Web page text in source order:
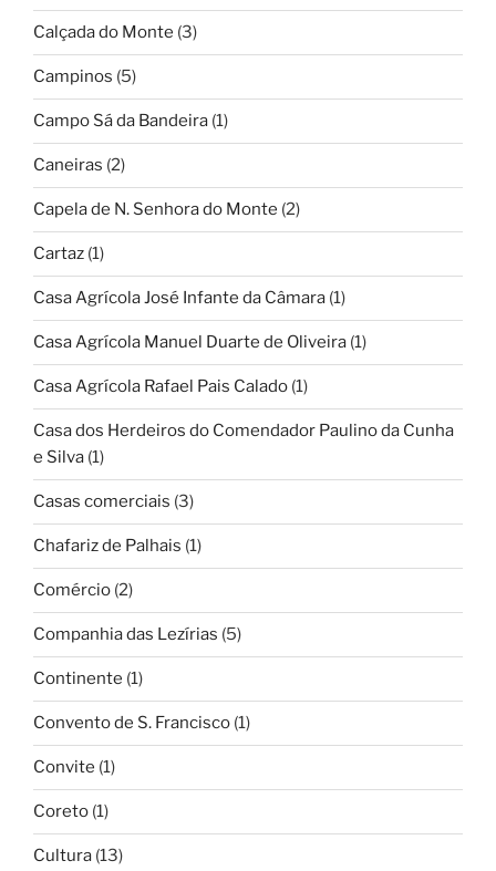
Calçada do Monte (3)
Campinos (5)
Campo Sá da Bandeira (1)
Caneiras (2)
Capela de N. Senhora do Monte (2)
Cartaz (1)
Casa Agrícola José Infante da Câmara (1)
Casa Agrícola Manuel Duarte de Oliveira (1)
Casa Agrícola Rafael Pais Calado (1)
Casa dos Herdeiros do Comendador Paulino da Cunha
e Silva (1)
Casas comerciais (3)
Chafariz de Palhais (1)
Comércio (2)
Companhia das Lezírias (5)
Continente (1)
Convento de S. Francisco (1)
Convite (1)
Coreto (1)
Cultura (13)